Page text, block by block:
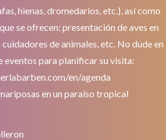
hienas, dromedarios, etc.), así como
se ofrecen: presentación de aves en
de animales, etc. No dude en
eventos para planificar su visita:
en/agenda
en un paraíso tropical